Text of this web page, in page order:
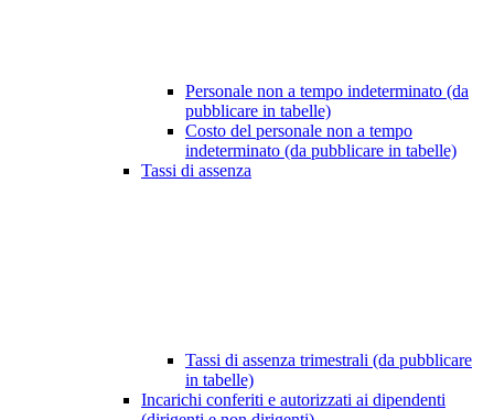
Personale non a tempo indeterminato (da
pubblicare in tabelle)
Costo del personale non a tempo
indeterminato (da pubblicare in tabelle)
Tassi di assenza
Tassi di assenza trimestrali (da pubblicare
in tabelle)
Incarichi conferiti e autorizzati ai dipendenti